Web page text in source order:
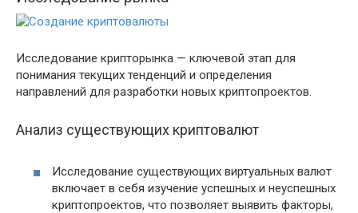
Исследование крипторынка — ключевой этап для
понимания текущих тенденций и определения
направлений для разработки новых криптопроектов.
Анализ существующих криптовалют
Исследование существующих виртуальных валют
включает в себя изучение успешных и неуспешных
криптопроектов, что позволяет выявить факторы,